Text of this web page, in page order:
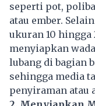
seperti pot,
atau ember.
ukuran 10 hingga
menyiapkan
lubang di bagian
sehingga media
penyiraman atau